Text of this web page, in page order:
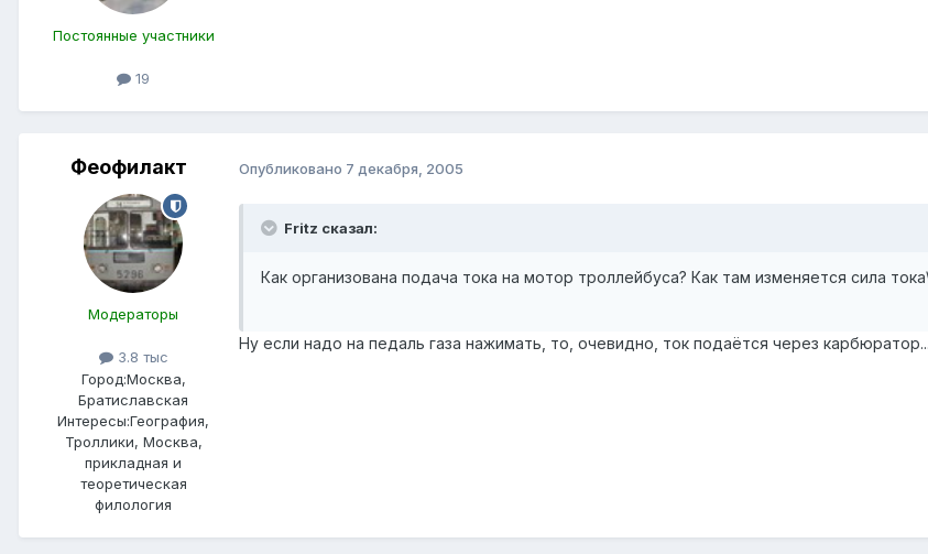
Постоянные участники
19
Феофилакт
Модераторы
3.8 тыс
Город:Москва,
Братиславская
Интересы:География,
Троллики, Москва,
прикладная и
теоретическая
филология
Опубликовано 7 декабря, 2005
Fritz сказал:
Как организована подача тока на мотор троллейбуса? Как там изменяется сила
Ну если надо на педаль газа нажимать, то, очевидно, ток подаётся через карбюратор...